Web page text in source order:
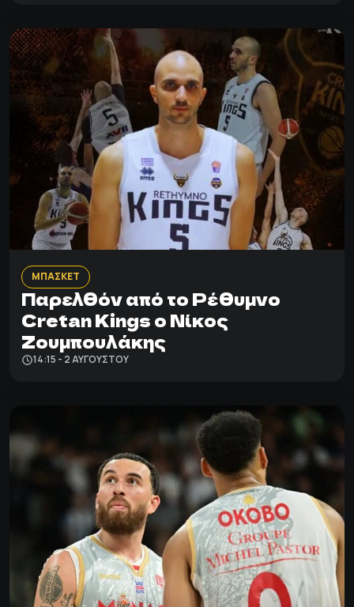
ΜΠΑΣΚΕΤ
Παρελθόν από το Ρέθυμνο
Cretan Kings ο Νίκος
Ζουμπουλάκης
14:15 - 2 ΑΥΓΟΎΣΤΟΥ